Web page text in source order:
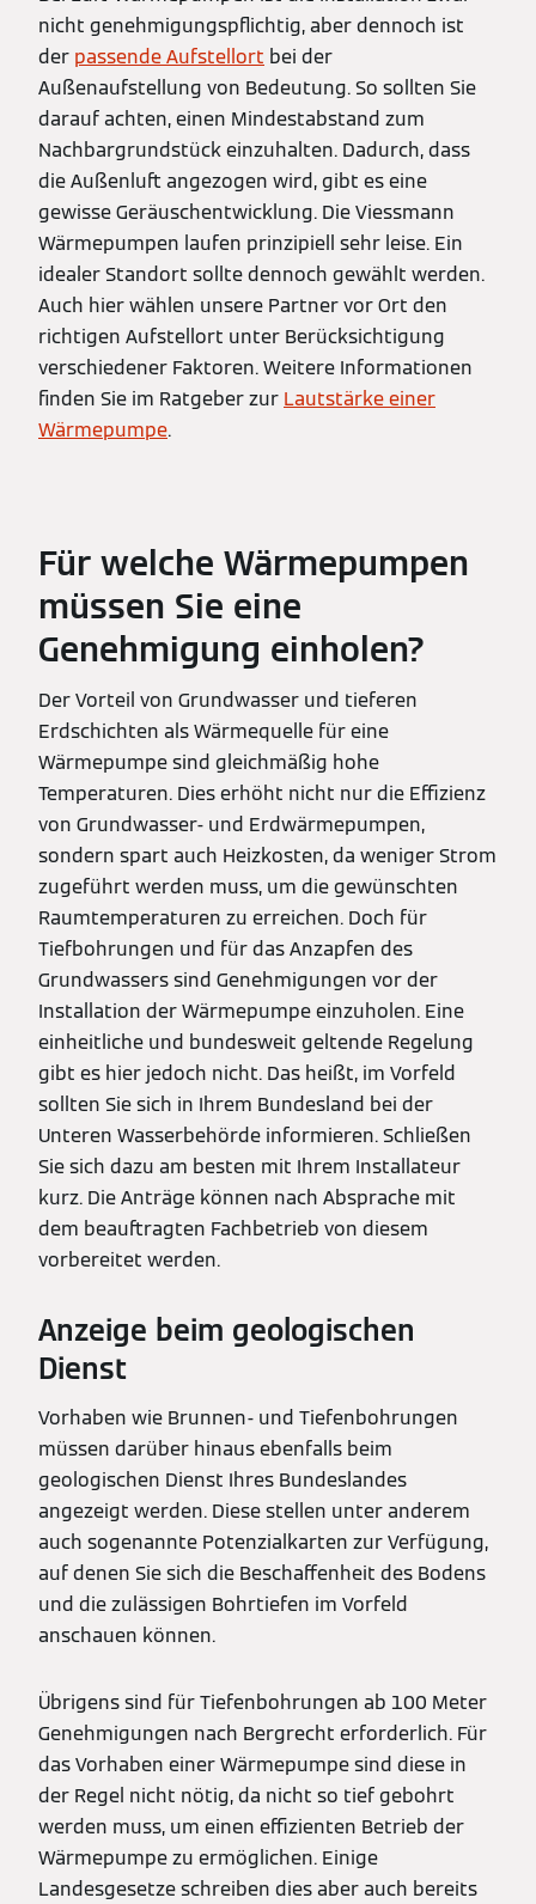
nicht genehmigungspflichtig, aber dennoch ist
der passende Aufstellort bei der
Außenaufstellung von Bedeutung. So sollten Sie
darauf achten, einen Mindestabstand zum
Nachbargrundstück einzuhalten. Dadurch, dass
die Außenluft angezogen wird, gibt es eine
gewisse Geräuschentwicklung. Die Viessmann
Wärmepumpen laufen prinzipiell sehr leise. Ein
idealer Standort sollte dennoch gewählt werden.
Auch hier wählen unsere Partner vor Ort den
richtigen Aufstellort unter Berücksichtigung
verschiedener Faktoren. Weitere Informationen
finden Sie im Ratgeber zur Lautstärke einer
Wärmepumpe.
Für welche Wärmepumpen
müssen Sie eine
Genehmigung einholen?
Der Vorteil von Grundwasser und tieferen
Erdschichten als Wärmequelle für eine
Wärmepumpe sind gleichmäßig hohe
Temperaturen. Dies erhöht nicht nur die Effizienz
von Grundwasser- und Erdwärmepumpen,
sondern spart auch Heizkosten, da weniger Strom
zugeführt werden muss, um die gewünschten
Raumtemperaturen zu erreichen. Doch für
Tiefbohrungen und für das Anzapfen des
Grundwassers sind Genehmigungen vor der
Installation der Wärmepumpe einzuholen. Eine
einheitliche und bundesweit geltende Regelung
gibt es hier jedoch nicht. Das heißt, im Vorfeld
sollten Sie sich in Ihrem Bundesland bei der
Unteren Wasserbehörde informieren. Schließen
Sie sich dazu am besten mit Ihrem Installateur
kurz. Die Anträge können nach Absprache mit
dem beauftragten Fachbetrieb von diesem
vorbereitet werden.
Anzeige beim geologischen
Dienst
Vorhaben wie Brunnen- und Tiefenbohrungen
müssen darüber hinaus ebenfalls beim
geologischen Dienst Ihres Bundeslandes
angezeigt werden. Diese stellen unter anderem
auch sogenannte Potenzialkarten zur Verfügung,
auf denen Sie sich die Beschaffenheit des Bodens
und die zulässigen Bohrtiefen im Vorfeld
anschauen können.
Übrigens sind für Tiefenbohrungen ab 100 Meter
Genehmigungen nach Bergrecht erforderlich. Für
das Vorhaben einer Wärmepumpe sind diese in
der Regel nicht nötig, da nicht so tief gebohrt
werden muss, um einen effizienten Betrieb der
Wärmepumpe zu ermöglichen. Einige
Landesgesetze schreiben dies aber auch bereits